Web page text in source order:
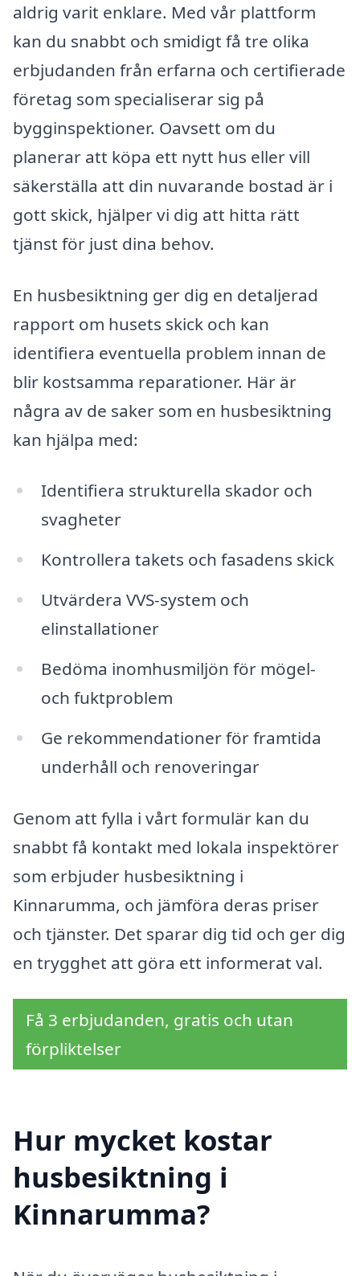
aldrig varit enklare. Med vår plattform
kan du snabbt och smidigt få tre olika
erbjudanden från erfarna och certifierade
företag som specialiserar sig på
bygginspektioner. Oavsett om du
planerar att köpa ett nytt hus eller vill
säkerställa att din nuvarande bostad är i
gott skick, hjälper vi dig att hitta rätt
tjänst för just dina behov.
En husbesiktning ger dig en detaljerad
rapport om husets skick och kan
identifiera eventuella problem innan de
blir kostsamma reparationer. Här är
några av de saker som en husbesiktning
kan hjälpa med:
Identifiera strukturella skador och
svagheter
Kontrollera takets och fasadens skick
Utvärdera VVS-system och
elinstallationer
Bedöma inomhusmiljön för mögel-
och fuktproblem
Ge rekommendationer för framtida
underhåll och renoveringar
Genom att fylla i vårt formulär kan du
snabbt få kontakt med lokala inspektörer
som erbjuder husbesiktning i
Kinnarumma, och jämföra deras priser
och tjänster. Det sparar dig tid och ger dig
en trygghet att göra ett informerat val.
Få 3 erbjudanden, gratis och utan
förpliktelser
Hur mycket kostar
husbesiktning i
Kinnarumma?